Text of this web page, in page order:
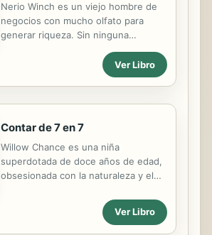
Nerio Winch es un viejo hombre de
negocios con mucho olfato para
generar riqueza. Sin ninguna
descendencia conocida, decide
adoptar un niño yugoslavo llamado
Largo. Intenta educarlo como cree
espíritu rebelde que pronto acabará
muere asesinado en extrañas
circunstancias, Largo hereda todo su
multimillonario patrimonio y extenso
imperio económico, cosa que le
acabará causando muchos
problemas. Al mando del monstruoso
Ver Libro
Contar de 7 en 7
Willow Chance es una niña
superdotada de doce años de edad,
obsesionada con la naturaleza y el
quien le encanta contar de siete en
siete. Nunca le ha resultado fácil
congeniar con otras personas que
Ver Libro